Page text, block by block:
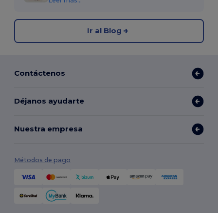
Ir al Blog
Contáctenos
Déjanos ayudarte
Nuestra empresa
Métodos de pago